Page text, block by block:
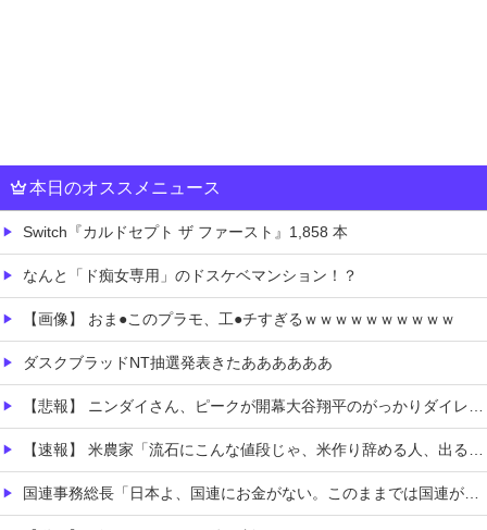
本日のオススメニュース
Switch『カルドセプト ザ ファースト』1,858 本
なんと「ド痴女専用」のドスケベマンション！？
【画像】 おま●このプラモ、工●チすぎるｗｗｗｗｗｗｗｗｗｗ
ダスクブラッドNT抽選発表きたああああああ
【悲報】 ニンダイさん、ピークが開幕大谷翔平のがっかりダイレクトだったと言われてしまう
【速報】 米農家「流石にこんな値段じゃ、米作り辞める人、出るんじゃないかなあ？？」
国連事務総長「日本よ、国連にお金がない。このままでは国連が完全崩壊する。助けろ」